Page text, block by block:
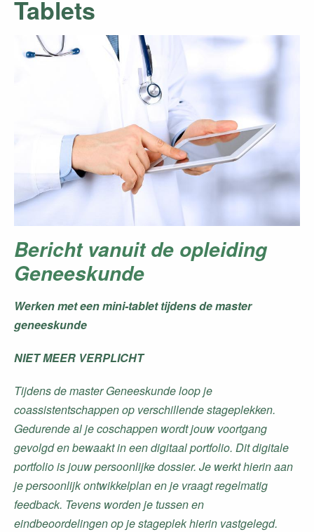
Tablets
Bericht vanuit de opleiding
Geneeskunde
Werken met een mini-tablet tijdens de master
geneeskunde
NIET MEER VERPLICHT
Tijdens de master Geneeskunde loop je
coassistentschappen op verschillende stageplekken.
Gedurende al je coschappen wordt jouw voortgang
gevolgd en bewaakt in een digitaal portfolio. Dit digitale
portfolio is jouw persoonlijke dossier. Je werkt hierin aan
je persoonlijk ontwikkelplan en je vraagt regelmatig
feedback. Tevens worden je tussen en
eindbeoordelingen op je stageplek hierin vastgelegd.